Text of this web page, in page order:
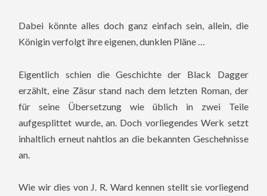
Dabei könnte alles doch ganz einfach sein, allein, die
Königin verfolgt ihre eigenen, dunklen Pläne …
Eigentlich schien die Geschichte der Black Dagger
erzählt, eine Zäsur stand nach dem letzten Roman, der
für seine Übersetzung wie üblich in zwei Teile
aufgesplittet wurde, an. Doch vorliegendes Werk setzt
inhaltlich erneut nahtlos an die bekannten Geschehnisse
an.
Wie wir dies von J. R. Ward kennen stellt sie vorliegend